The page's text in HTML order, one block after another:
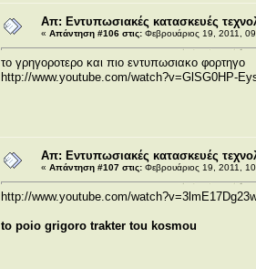
Απ: Εντυπωσιακές κατασκευές
« Απάντηση #106 στις:Φεβρουάριος 19, 2011,
το γρηγοροτερο και πιο εντυπωσιακο φορτηγο
http://www.youtube.com/watch?v=GlSG0HP-
Απ: Εντυπωσιακές κατασκευές
« Απάντηση #107 στις:Φεβρουάριος 19, 2011,
http://www.youtube.com/
to poio grigoro trakter tou kosmou